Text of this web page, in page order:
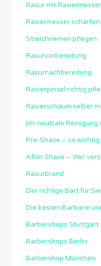
Rasur mit Rasiermesser
Rasiermesser schärfen
Streichriemen pflegen
Rasurvorbereitung
Rasurnachbereitung
Rasierpinsel richtig
Rasierschaum selber
pH-neutrale Reinigung
Pre-Shave – so wichtig
After Shave – Wer
Rasurbrand
Der richtige Bart für Sie
Die besten Barbiere
Barbershops Stuttgart
Barbershops Berlin
Barbershop München